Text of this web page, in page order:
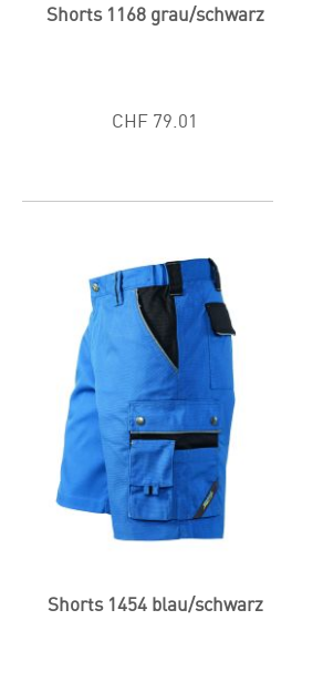
Shorts 1168 grau/schwarz
CHF 79.01
Shorts 1454 blau/schwarz